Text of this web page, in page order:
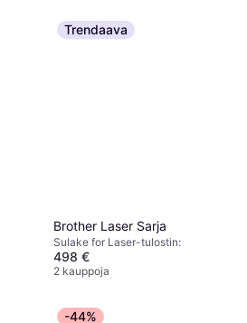
Trendaava
Brother Laser Sarja
Sulake for Laser-tulostin:
498 €
2 kauppoja
-44%